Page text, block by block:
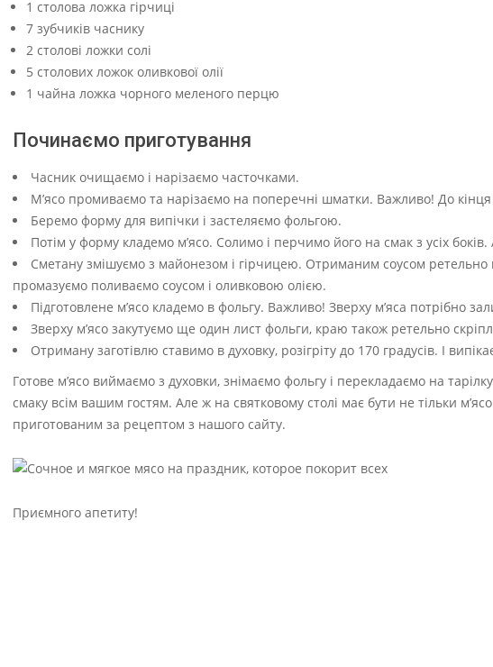
1 столова ложка гірчиці
7 зубчиків часнику
2 столові ложки солі
5 столових ложок оливкової олії
1 чайна ложка чорного меленого перцю
Починаємо приготування
Часник очищаємо і нарізаємо часточками.
М’ясо промиваємо та нарізаємо на поперечні шматки. Важливо! До
Беремо форму для випічки і застеляємо фольгою.
Потім у форму кладемо м’ясо. Солимо і перчимо його на смак з усіх
Сметану змішуємо з майонезом і гірчицею. Отриманим соусом ретельно
промазуємо поливаємо соусом і оливковою олією.
Підготовлене м’ясо кладемо в фольгу. Важливо! Зверху м’яса
Зверху м’ясо закутуємо ще один лист фольги, краю також ретельно
Отриману заготівлю ставимо в духовку, розігріту до 170 градусів. І
Готове м’ясо виймаємо з духовки, знімаємо фольгу і перекладаємо на
смаку всім вашим гостям. Але ж на святковому столі має бути не тільки
приготованим за рецептом з нашого сайту.
Приємного апетиту!